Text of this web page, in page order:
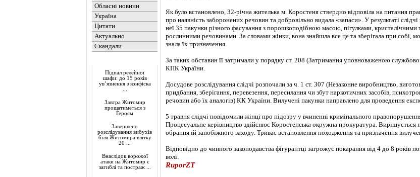
Обласні новини
Україна
Цитати
Актуально
Скандали
Підпал релейної
шафи: до 15 років
ув’язнення з конфіска
Завтра Житомир
прощатиметься з
Героєм
Завершено
розслідування вибухів
біля Житомира влітку
20 ...
Внаслідок ворожої
атаки на Житомир є
загиблі та постраж ...
Як було встановлено, 32-річна жителька м. Коростеня ствердно відповіла на питання
про наявність заборонених речовин та добровільно видала «запаси». У результаті
неї 35 пакунки різного фасування з порошкоподібною масою, пігулками, кристалічними
рослинними речовинами. За словами жінки, вона знайшла все це та зберігала при собі,
знала їх призначення.
За таких обставин її затримали у порядку ст. 208 (Затримання уповноваженою
КПК України.
Досудове розслідування слідчі розпочали за ч. 1 ст. 307 (Незаконне виробництво,
придбання, зберігання, перевезення, пересилання чи збут наркотичних засобів,
речовин або їх аналогів) КК України. Вилучені пакунки направлено для проведення
5 травня слідчі повідомили жінці про підозру у вчиненні кримінального
Процесуальне керівництво здійснює Коростенська окружна прокуратура. Вирішується
обрання їй запобіжного заходу. Триває встановлення походження та призначення
Відповідно до чинного законодавства фігурантці загрожує покарання від 4 до 8 років
волі.
RuporZT